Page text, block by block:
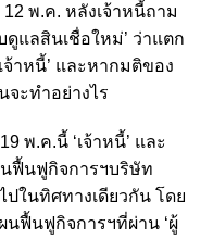
พ.ค. หลังเจ้าหนี้ถาม
แลสินเชื่อใหม่’ ว่าแตก
าหนี้’ และหากมติของ
ะทำอย่างไร
พ.ค.นี้ ‘เจ้าหนี้’ และ
นฟื้นฟูกิจการฯบริษัท
ในทิศทางเดียวกัน โดย
นฟื้นฟูกิจการฯที่ผ่าน ‘ผู้